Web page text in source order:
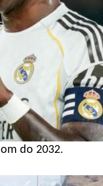
do 2032.